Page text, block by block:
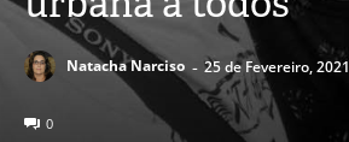
Natacha Narciso - 25 de Fevereiro, 2021
0